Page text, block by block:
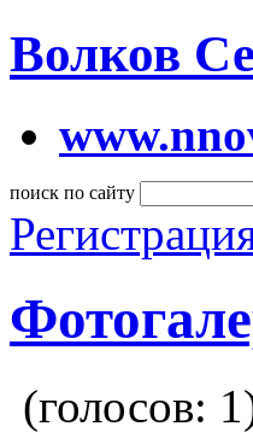
Волков
поиск по сайту
(голосов: 1